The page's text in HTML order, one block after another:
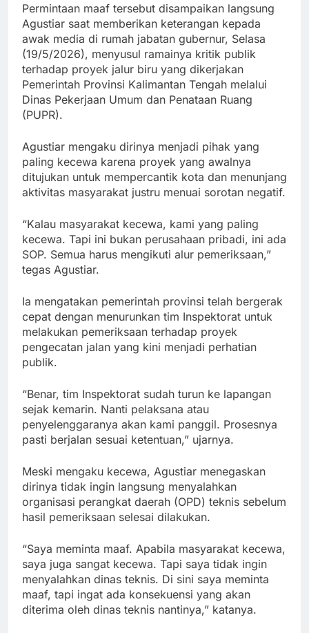
Permintaan maaf tersebut disampaikan langsung
Agustiar saat memberikan keterangan kepada
awak media di rumah jabatan gubernur, Selasa
(19/5/2026), menyusul ramainya kritik publik
terhadap proyek jalur biru yang dikerjakan
Pemerintah Provinsi Kalimantan Tengah melalui
Dinas Pekerjaan Umum dan Penataan Ruang
(PUPR).
Agustiar mengaku dirinya menjadi pihak yang
paling kecewa karena proyek yang awalnya
ditujukan untuk mempercantik kota dan menunjang
aktivitas masyarakat justru menuai sorotan negatif.
“Kalau masyarakat kecewa, kami yang paling
kecewa. Tapi ini bukan perusahaan pribadi, ini ada
SOP. Semua harus mengikuti alur pemeriksaan,”
tegas Agustiar.
Ia mengatakan pemerintah provinsi telah bergerak
cepat dengan menurunkan tim Inspektorat untuk
melakukan pemeriksaan terhadap proyek
pengecatan jalan yang kini menjadi perhatian
publik.
“Benar, tim Inspektorat sudah turun ke lapangan
sejak kemarin. Nanti pelaksana atau
penyelenggaranya akan kami panggil. Prosesnya
pasti berjalan sesuai ketentuan,” ujarnya.
Meski mengaku kecewa, Agustiar menegaskan
dirinya tidak ingin langsung menyalahkan
organisasi perangkat daerah (OPD) teknis sebelum
hasil pemeriksaan selesai dilakukan.
“Saya meminta maaf. Apabila masyarakat kecewa,
saya juga sangat kecewa. Tapi saya tidak ingin
menyalahkan dinas teknis. Di sini saya meminta
maaf, tapi ingat ada konsekuensi yang akan
diterima oleh dinas teknis nantinya,” katanya.